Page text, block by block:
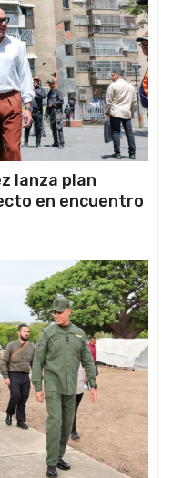
lanza plan
en encuentro